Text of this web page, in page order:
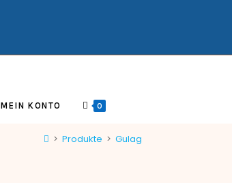
MEIN KONTO 0
> Produkte > Gulag